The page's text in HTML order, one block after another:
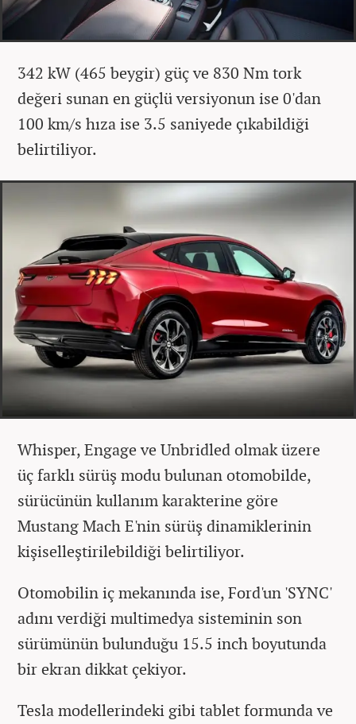
342 kW (465 beygir) güç ve 830 Nm tork
değeri sunan en güçlü versiyonun ise 0'dan
100 km/s hıza ise 3.5 saniyede çıkabildiği
belirtiliyor.
Whisper, Engage ve Unbridled olmak üzere
üç farklı sürüş modu bulunan otomobilde,
sürücünün kullanım karakterine göre
Mustang Mach E'nin sürüş dinamiklerinin
kişiselleştirilebildiği belirtiliyor.
Otomobilin iç mekanında ise, Ford'un 'SYNC'
adını verdiği multimedya sisteminin son
sürümünün bulunduğu 15.5 inch boyutunda
bir ekran dikkat çekiyor.
Tesla modellerindeki gibi tablet formunda ve